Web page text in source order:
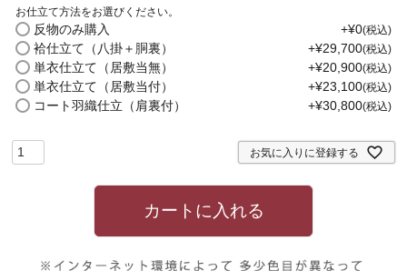
(
必
須
お仕立て方法をお選びください。
反物のみ購入 +¥0 税込
袷仕立て（八掛＋胴裏） +¥29,700 税込
単衣仕立て（居敷当無） +¥20,900 税込
単衣仕立て（居敷当付） +¥23,100 税込
コート羽織仕立（肩裏付） +¥30,800 税込
お気に入りに登録する
カートに入れる